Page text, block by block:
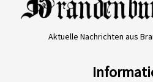
Aktuelle Nachrichten aus